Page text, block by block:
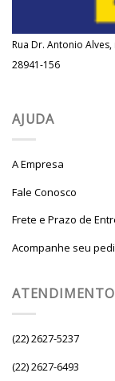
Rua Dr. Antonio
28941-156
AJUDA
A Empresa
Fale Conosco
Frete e Prazo de
Acompanhe seu
ATENDIMENTO
(22) 2627-5237
(22) 2627-6493